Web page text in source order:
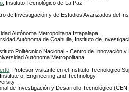
, Instituto Tecnológico de La Paz
de Investigación y de Estudios Avanzados del
Autónoma Metropolitana Iztapalapa
Autónoma de Coahuila, Instituto de
Politécnico Nacional - Centro de Innovación
Autónoma Metropolitana
, Profesor visitante en el Instituto Tecnologico
Institute of Engineering and Technology
de Investigación y Desarrollo Tecnológico